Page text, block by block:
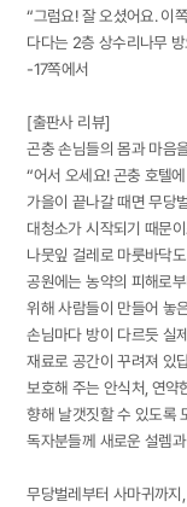
“그럼요! 잘 오셨어요. 이
다다는 2층 상수리나무
-17쪽에서
[출판사 리뷰]
곤충 손님들의 몸과 마음
“어서 오세요! 곤충 호텔
가을이 끝나갈 때면 무당
대청소가 시작되기 때문
나뭇잎 걸레로 마룻바닥
공원에는 농약의 피해로
위해 사람들이 만들어 놓
손님마다 방이 다르듯 실
재료로 공간이 꾸려져 있
보호해 주는 안식처, 연약
향해 날갯짓할 수 있도록
독자분들께 새로운 설렘
무당벌레부터 사마귀까